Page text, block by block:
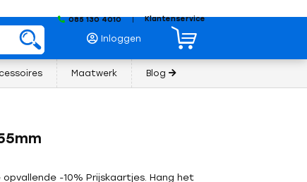
085 130 4010
| Klantenservice
Inloggen
Maatwerk Blog
-10% Prijskaartjes. Hang het